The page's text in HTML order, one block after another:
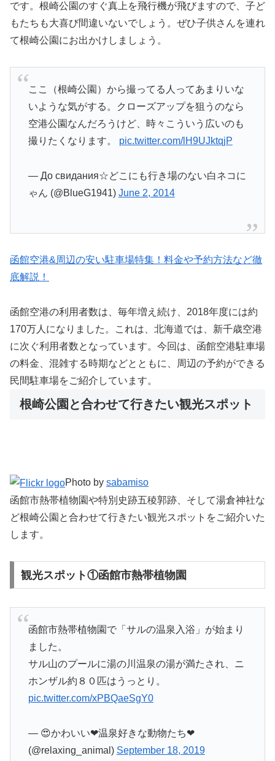
です。根崎公園のすぐ真上を飛行機が飛びますので、子ど
もたちも大喜び間違いないでしょう。ぜひ子供さんを連れ
て根崎公園にお出かけしましょう。
ここ（根崎公園）から撮ってる人ってあまりいな
いような気がする。クローズアップを狙うのなら
空港公園なんだろうけど、時々こういう広いのも
撮りたくなります。 pic.twitter.com/lH9UJktqjP
— До свидания☆どこにも行き場のない白ネコに
ゃん (@BlueG1941) June 2, 2014
函館空港&周辺の安い駐車場特集！料金や予約方法など徹
底解説！
函館空港の利用者数は、毎年増え続け、2018年度には約
170万人になりました。これは、北海道では、新千歳空港
に次ぐ利用者数となっています。今回は、函館空港駐車場
の料金、混雑する時期などとともに、周辺の予約ができる
民間駐車場をご紹介しています。
根崎公園と合わせて行きたい観光スポット
Photo by sabamiso
函館市熱帯植物園や特別史跡五稜郭跡、そして湯倉神社な
ど根崎公園と合わせて行きたい観光スポットをご紹介いた
します。
観光スポット①函館市熱帯植物園
函館市熱帯植物園で「サルの温泉入浴」が始まり
ました。
サル山のプールに湯の川温泉の湯が満たされ、ニ
ホンザル約８０匹はうっとり。
pic.twitter.com/xPBQaeSgY0
— 😍かわいい❤温泉好きな動物たち❤
(@relaxing_animal) September 18, 2019